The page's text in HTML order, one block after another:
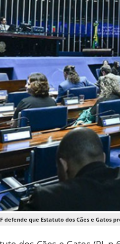
defende que Estatuto dos Cães e Gatos